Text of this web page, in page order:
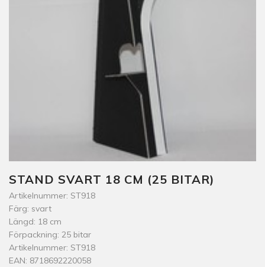
STAND SVART 18 CM (25 BITAR)
Artikelnummer: ST918
Färg: svart
Längd: 18 cm
Förpackning: 25 bitar
Artikelnummer: ST918
EAN: 8718692220058